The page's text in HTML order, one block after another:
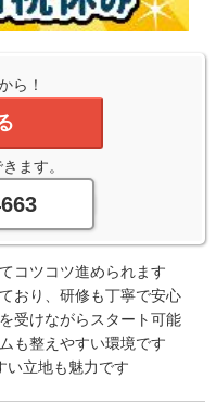
ら！
ます。
コツコツ進められます
おり、研修も丁寧で安心
受けながらスタート可能
も整えやすい環境です
い立地も魅力です